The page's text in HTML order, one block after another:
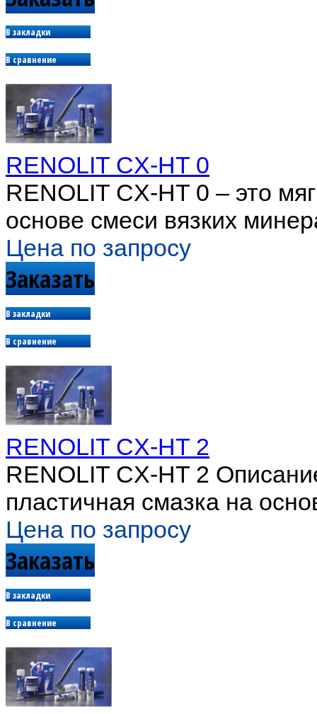
В закладки
В сравнение
RENOLIT CX-HT 0
RENOLIT CX-HT 0 – это
основе смеси вязких
Цена по запросу
Заказать
В закладки
В сравнение
RENOLIT CX-HT 2
RENOLIT CX-HT 2
пластичная смазка на
Цена по запросу
Заказать
В закладки
В сравнение